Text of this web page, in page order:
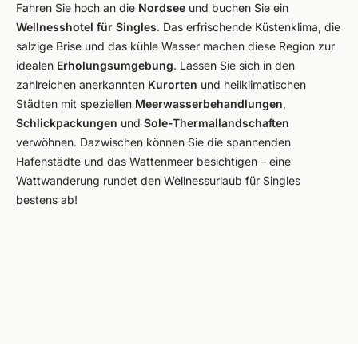
Fahren Sie hoch an die Nordsee und buchen Sie ein
Wellnesshotel für Singles. Das erfrischende Küstenklima, die
salzige Brise und das kühle Wasser machen diese Region zur
idealen Erholungsumgebung. Lassen Sie sich in den
zahlreichen anerkannten Kurorten und heilklimatischen
Städten mit speziellen Meerwasserbehandlungen,
Schlickpackungen und Sole-Thermallandschaften
verwöhnen. Dazwischen können Sie die spannenden
Hafenstädte und das Wattenmeer besichtigen – eine
Wattwanderung rundet den Wellnessurlaub für Singles
bestens ab!